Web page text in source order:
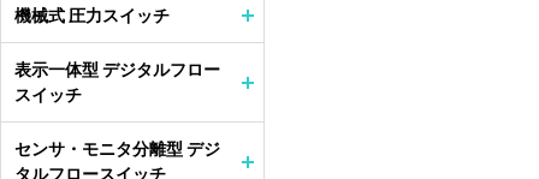
機械式 圧力スイッチ
表示一体型 デジタルフロー
スイッチ
センサ・モニタ分離型 デジ
タルフロースイッチ